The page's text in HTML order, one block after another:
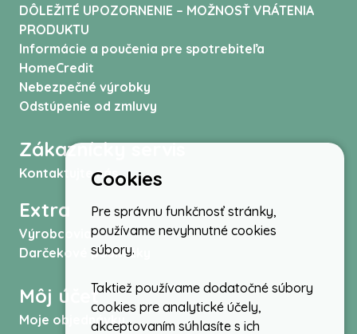
DÔLEŽITÉ UPOZORNENIE – MOŽNOSŤ VRÁTENIA
PRODUKTU
Informácie a poučenia pre spotrebiteľa
HomeCredit
Nebezpečné výrobky
Odstúpenie od zmluvy
Zákaznícky servis
Kontaktujte nás
Extra
Výrobcovia
Darčekové poukážky
Môj účet
Moje objednávky
Cookies
Pre správnu funkčnosť stránky,
používame nevyhnutné cookies
súbory.
Taktiež používame dodatočné súbory
cookies pre analytické účely,
akceptovaním súhlasíte s ich